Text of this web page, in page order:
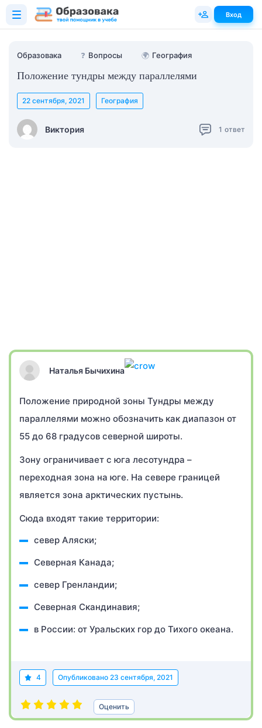
Образовака ❓ Вопросы 🌍 География
Положение тундры между параллелями
Виктория
22 сентября, 2021 География
1 ответ
Наталья Бычихина
Положение природной зоны Тундры между
параллелями можно обозначить как диапазон от
55 до 68 градусов северной широты.
Зону ограничивает с юга лесотундра –
переходная зона на юге. На севере границей
является зона арктических пустынь.
Сюда входят такие территории:
север Аляски;
Северная Канада;
север Гренландии;
Северная Скандинавия;
в России: от Уральских гор до Тихого океана.
4 Опубликовано 23 сентября, 2021
Оценить
Вход